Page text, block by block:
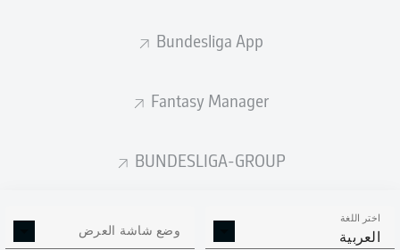
Bundesliga App
Fantasy Manager
BUNDESLIGA-GROUP
اختر اللغة
العربية وضع شاشة العرض
0